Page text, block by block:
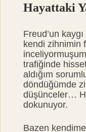
Hayattaki
Freud’un
kendi zihnimin
trafiğinde
aldığım
döndüğümde
düşünceler…
dokunuyor.
Bazen